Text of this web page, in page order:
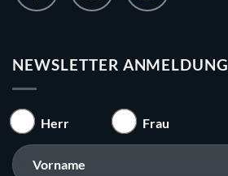
NEWSLETTER ANMELDUNG
Herr Frau